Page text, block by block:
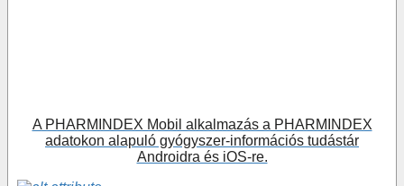
A PHARMINDEX Mobil alkalmazás a PHARMINDEX
adatokon alapuló gyógyszer-információs tudástár
Androidra és iOS-re.